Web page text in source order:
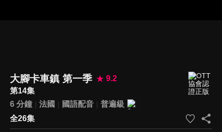
大腳卡車鎮 第一季
9.2
第14集
6 分鐘
法國 國語配音
普遍級
全26集